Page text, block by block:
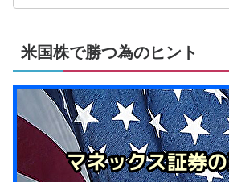
米国株で勝つ為のヒント